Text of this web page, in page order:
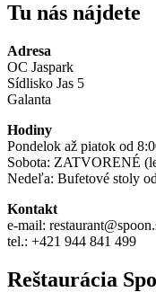
Tu nás nájdete
Adresa
OC Jaspark
Sídlisko Jas 5
Galanta
Hodiny
Pondelok až piatok od
Sobota: ZATVORENÉ
Nedeľa: Bufetové stoly
Kontakt
e-mail:
tel.: +421 944 841 499
Reštaurácia